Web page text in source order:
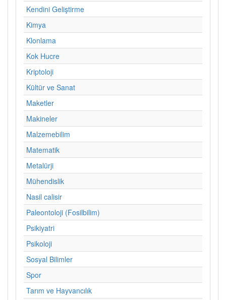
Kendini Geliştirme
Kimya
Klonlama
Kok Hucre
Kriptoloji
Kültür ve Sanat
Maketler
Makineler
Malzemebilim
Matematik
Metalürji
Mühendislik
Nasil calisir
Paleontoloji (Fosilbilim)
Psikiyatri
Psikoloji
Sosyal Bilimler
Spor
Tarım ve Hayvancılık